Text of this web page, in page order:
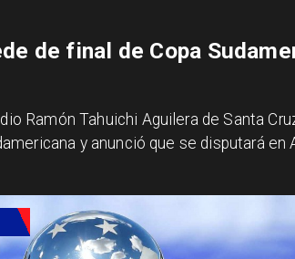
de final de Copa
Ramón Tahuichi Aguilera de Santa
y anunció que se disputará en